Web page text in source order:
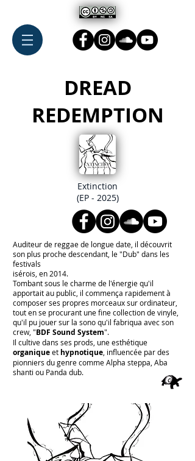
DREAD
REDEMPTION
Extinction
(EP - 2025)
Auditeur de reggae de longue date, il découvrit
son plus proche descendant, le "Dub" dans les
festivals
isérois, en 2014.
Tombant sous le charme de l'énergie qu'il
apportait au public, il commença rapidement à
composer ses propres morceaux sur ordinateur,
tout en se procurant une fine collection de vinyle,
qu'il pu jouer sur la sono qu'il fabriqua avec son
crew, "BDF Sound System".
Il cultive dans ses prods, une esthétique
organiqueet hypnotique , influencée par des
pionniers du genre comme Alpha steppa, Aba
shanti ou Panda dub.